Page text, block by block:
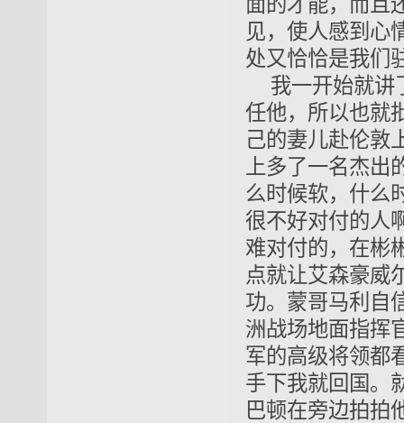
见，使人感到心
处又恰恰是我们
我一开始就讲
任他，所以也就
己的妻儿赴伦敦
上多了一名杰
么时候软，什么
很不好对付的人
难对付的，在彬
点就让艾森豪威
功。 蒙哥马利 自
洲战场地面指挥
军的高级将领都
手下我就回国。
巴顿在旁边拍拍